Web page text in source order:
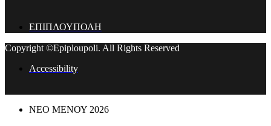
ΕΠΙΠΛΟΥΠΟΛΗ
Copyright ©Epiploupoli. All Rights Reserved
Accessibility
ΝΕΟ ΜΕΝΟΥ 2026